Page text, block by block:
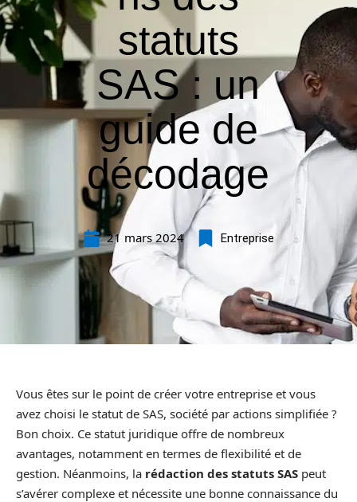
statuts
SAS : un
guide de
décodage
21 mars 2024 Entreprise
Vous êtes sur le point de créer votre entreprise et vous
avez choisi le statut de SAS, société par actions simplifiée ?
Bon choix. Ce statut juridique offre de nombreux
avantages, notamment en termes de flexibilité et de
gestion. Néanmoins, la rédaction des statuts SAS peut
s’avérer complexe et nécessite une bonne connaissance du